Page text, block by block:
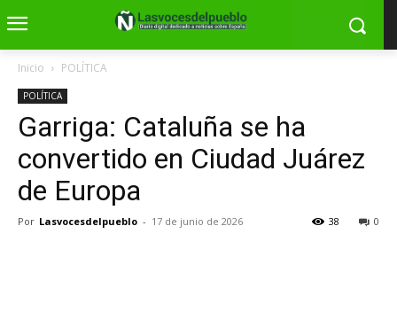
Inicio POLÍTICA
POLÍTICA
Garriga: Cataluña se ha
convertido en Ciudad Juárez
de Europa
Por Lasvocesdelpueblo - 17 de junio de 2026 0
38